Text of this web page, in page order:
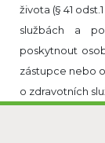
života (§ 41
službách a
poskytnout
zástupce nebo
o zdravotních